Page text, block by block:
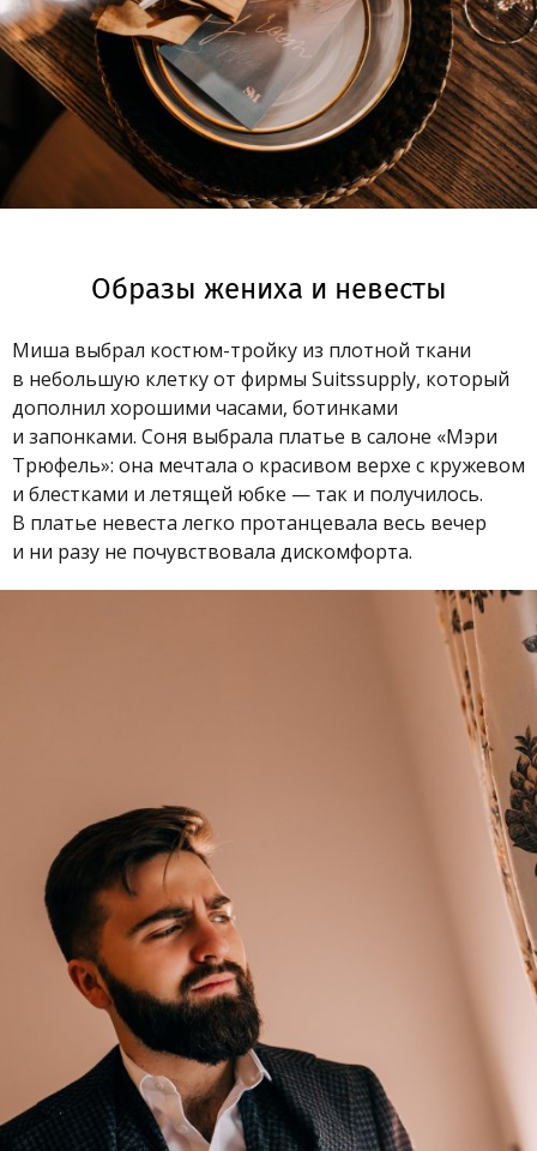
Образы жениха и невесты
Миша выбрал костюм-тройку из плотной ткани
в небольшую клетку от фирмы Suitssupply, который
дополнил хорошими часами, ботинками
и запонками. Соня выбрала платье в салоне «Мэри
Трюфель»: она мечтала о красивом верхе с кружевом
и блестками и летящей юбке — так и получилось.
В платье невеста легко протанцевала весь вечер
и ни разу не почувствовала дискомфорта.